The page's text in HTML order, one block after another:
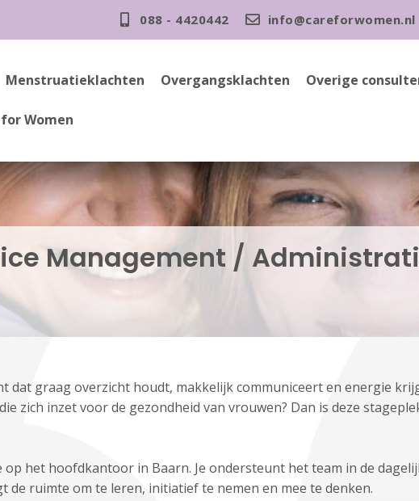
088 - 4420442 info@careforwomen.nl
Menstruatieklachten Overgangsklachten Overige
Women
Management /
dat graag overzicht houdt, makkelijk communiceert en energie
zich inzet voor de gezondheid van vrouwen? Dan is deze
op het hoofdkantoor in Baarn. Je ondersteunt het team in de
de ruimte om te leren, initiatief te nemen en mee te denken.